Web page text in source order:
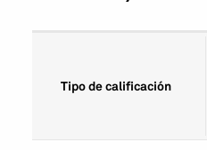
Tipo de calificación